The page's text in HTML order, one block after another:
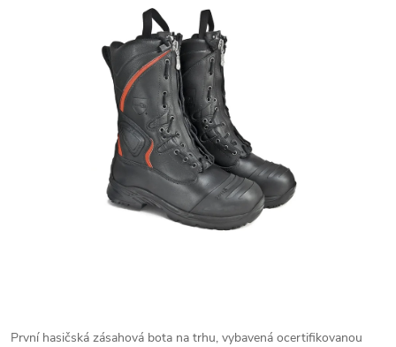
První hasičská zásahová bota na trhu, vybavená ocertifikovanou